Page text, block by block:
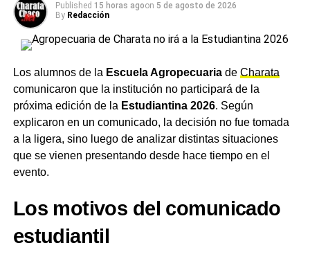
abastecimiento mientras se ejecutaban los trabajos.
El operativo se prolongó más allá del plazo anunciado y
que escuelas y la universidad pública de Sáenz Peña
suspendieran actividades presenciales en los últimos
días. Diez recordó que durante la madrugada se
realizaron las últimas pruebas técnicas y que, con
resultados satisfactorios, se inició el envío deagua
potablehacia la ciudad, avanzando en la puesta en
funcionamiento de todo el sistema.
Seguimiento permanente
hasta la normalización
Published 15 horas agoon 5 de agosto de 2026
By Redacción
Los alumnos de la Escuela Agropecuariade Charata
comunicaron que la institución no participará de la
próxima edición de la Estudiantina 2026. Según
explicaron en un comunicado, la decisión no fue tomada
a la ligera, sino luego de analizar distintas situaciones
que se vienen presentando desde hace tiempo en el
evento.
Los motivos del comunicado
estudiantil